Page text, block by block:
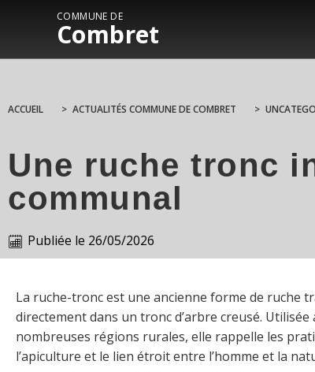
COMMUNE DE
Combret
ACCUEIL > ACTUALITÉS COMMUNE DE COMBRET >
Une ruche tronc
communal
Publiée le 26/05/2026
La ruche-tronc est une ancienne forme de ruche
directement dans un tronc d’arbre creusé.
nombreuses régions rurales, elle rappelle les
l’apiculture et le lien étroit entre l’homme et la